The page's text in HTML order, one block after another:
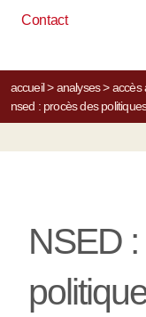
Contact
accueil> analyses> accès
nsed : procès des
NSED